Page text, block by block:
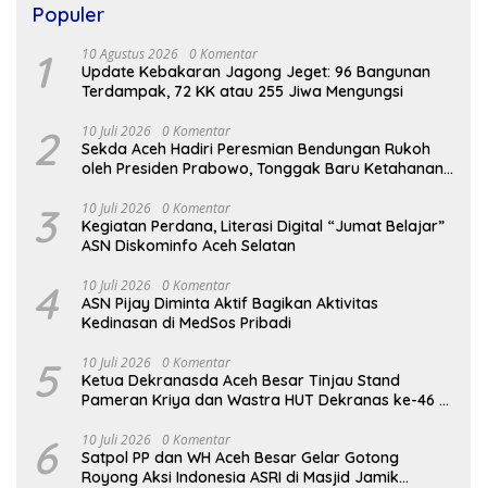
Populer
1 10 Agustus 2026 0 Komentar
Update Kebakaran Jagong Jeget: 96 Bangunan
Terdampak, 72 KK atau 255 Jiwa Mengungsi
2 10 Juli 2026 0 Komentar
Sekda Aceh Hadiri Peresmian Bendungan Rukoh
oleh Presiden Prabowo, Tonggak Baru Ketahanan
3 10 Juli 2026 0 Komentar
Kegiatan Perdana, Literasi Digital “Jumat Belajar”
ASN Diskominfo Aceh Selatan
4 10 Juli 2026 0 Komentar
ASN Pijay Diminta Aktif Bagikan Aktivitas
Kedinasan di MedSos Pribadi
5 10 Juli 2026 0 Komentar
Ketua Dekranasda Aceh Besar Tinjau Stand
Pameran Kriya dan Wastra HUT Dekranas ke-46 di
6 10 Juli 2026 0 Komentar
Satpol PP dan WH Aceh Besar Gelar Gotong
Royong Aksi Indonesia ASRI di Masjid Jamik